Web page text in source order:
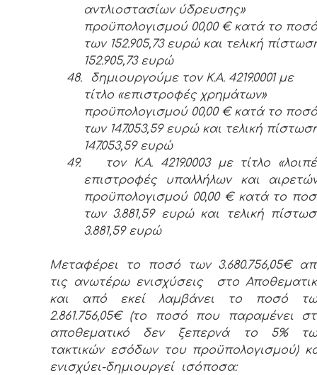
αντλιοστασίων ύδρευσης»
προϋπολογισμού 00,00 € κατά το ποσό
των 152.905,73 ευρώ και τελική
152.905,73 ευρώ
48.
δημιουργούμε τον Κ.Α. 4219.0001 με
τίτλο «επιστροφές χρημάτων»
προϋπολογισμού 00,00 € κατά το ποσό
των 147.053,59 ευρώ και τελική
147.053,59 ευρώ
49.
τον Κ.Α. 4219.0003 με τίτλο
επιστροφές υπαλλήλων και
προϋπολογισμού 00,00 € κατά το
των 3.881,59 ευρώ και τελική
3.881,59 ευρώ
Μεταφέρει το ποσό των 3.680.756,05€
τις ανωτέρω ενισχύσεις στο
και από εκεί λαμβάνει το ποσό
2.861.756,05€ (το ποσό που παραμένει
αποθεματικό δεν ξεπερνά το 5%
τακτικών εσόδων του προϋπολογισμού)
ενισχύει-δημιουργεί ισόποσα: